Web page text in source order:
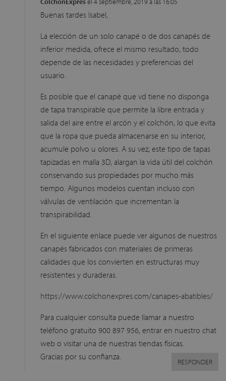
Buenas tardes Isabel,
La elección de un solo canapé o de dos canapés de
inferior medida, ofrece el mismo resultado, todo
depende de las necesidades y preferencias del
usuario.
Es posible que el canapé que vd tiene no disponga
de tapa transpirable que permite la libre entrada y
salida del aire entre el arcón y el colchón, lo que evita
que la ropa que pueda almacenarse en su interior,
acumule polvo u olores. A su vez, este tipo de tapas
tapizadas en malla 3D, alargan la vida útil del colchón
conservando sus propiedades por mucho más
tiempo. Algunos modelos cuentan incluso con
válvulas de ventilación que incrementan la
transpirabilidad.
En el siguiente enlace puede ver algunos de nuestros
canapés fabricados con materiales de primeras
calidades que los convierten en estructuras muy
resistentes y duraderas.
https://www.colchonexpres.com/canapes-abatibles/
Para cualquier consulta puede llamar a nuestro
teléfono gratuito 900 897 956, entrar en nuestro chat
web o visitar una de nuestras tiendas físicas.
Gracias por su confianza.
RESPONDER